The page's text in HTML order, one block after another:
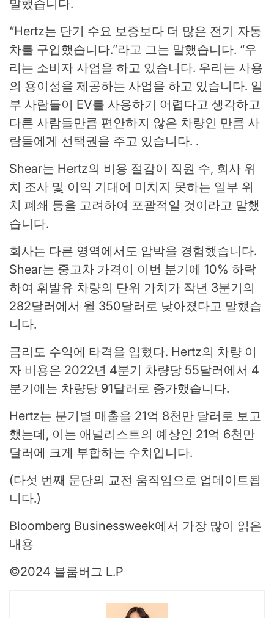
말했습니다.
“Hertz는 단기 수요 보증보다 더 많은 전기 자동
차를 구입했습니다.”라고 그는 말했습니다. “우
리는 소비자 사업을 하고 있습니다. 우리는 사용
의 용이성을 제공하는 사업을 하고 있습니다. 일
부 사람들이 EV를 사용하기 어렵다고 생각하고
다른 사람들만큼 편안하지 않은 차량인 만큼 사
람들에게 선택권을 주고 있습니다. .
Shear는 Hertz의 비용 절감이 직원 수, 회사 위
치 조사 및 이익 기대에 미치지 못하는 일부 위
치 폐쇄 등을 고려하여 포괄적일 것이라고 말했
습니다.
회사는 다른 영역에서도 압박을 경험했습니다.
Shear는 중고차 가격이 이번 분기에 10% 하락
하여 휘발유 차량의 단위 가치가 작년 3분기의
282달러에서 월 350달러로 낮아졌다고 말했습
니다.
금리도 수익에 타격을 입혔다. Hertz의 차량 이
자 비용은 2022년 4분기 차량당 55달러에서 4
분기에는 차량당 91달러로 증가했습니다.
Hertz는 분기별 매출을 21억 8천만 달러로 보고
했는데, 이는 애널리스트의 예상인 21억 6천만
달러에 크게 부합하는 수치입니다.
(다섯 번째 문단의 교전 움직임으로 업데이트됩
니다.)
Bloomberg Businessweek에서 가장 많이 읽은
내용
©2024 블룸버그 L.P